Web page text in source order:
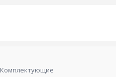
Комплектующие